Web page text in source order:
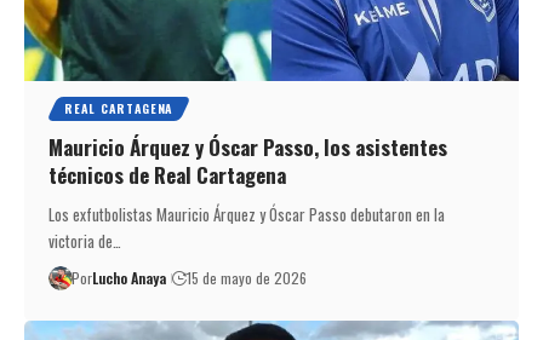
REAL CARTAGENA
Mauricio Árquez y Óscar Passo, los asistentes
técnicos de Real Cartagena
Los exfutbolistas Mauricio Árquez y Óscar Passo debutaron en la
victoria de…
PorLucho Anaya 15 de mayo de 2026